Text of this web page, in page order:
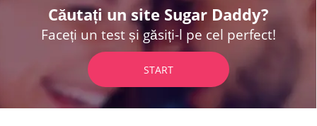
Căutați un site Sugar Daddy?
Faceți un test și găsiți-l pe cel perfect!
START